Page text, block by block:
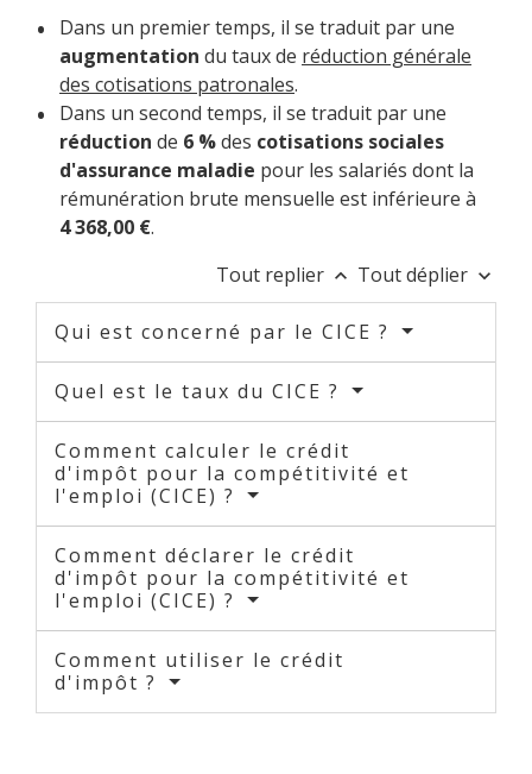
Dans un premier temps, il se traduit par une
augmentation du taux de réduction générale
des cotisations patronales.
Dans un second temps, il se traduit par une
réduction de 6 %des cotisations sociales
d'assurance maladie pour les salariés dont la
rémunération brute mensuelle est inférieure à
4 368,00 €.
Tout replier keyboard_arrow_up Tout déplier keyboard_arrow_down
Qui est concerné par le CICE ?
Quel est le taux du CICE ?
Comment calculer le crédit
d'impôt pour la compétitivité et
l'emploi (CICE) ?
Comment déclarer le crédit
d'impôt pour la compétitivité et
l'emploi (CICE) ?
Comment utiliser le crédit
d'impôt ?